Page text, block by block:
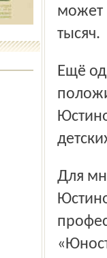
может
тысяч.
Ещё одна акция – движение харитоновцев. В поисках
Для многих школьников и студентов встреча с Рэмом